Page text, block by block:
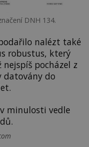
DNH 134.
nalézt také
robustus, který
pocházel z
datovány do
minulosti vedle